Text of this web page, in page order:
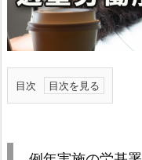
目次
1.